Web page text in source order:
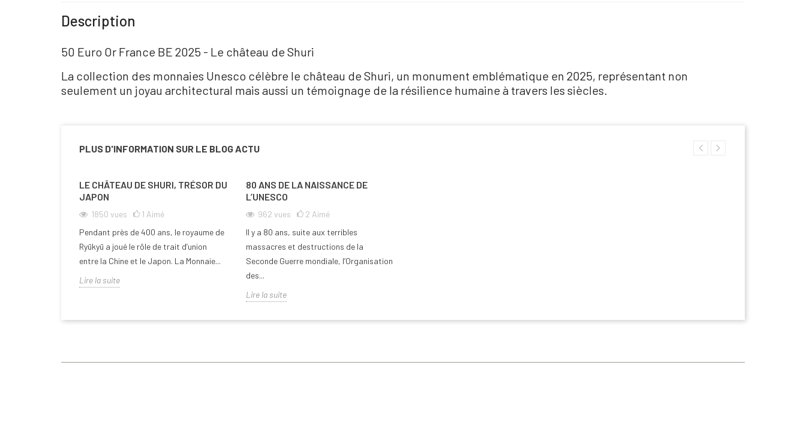
Description
50 Euro Or France BE 2025 - Le château de Shuri
La collection des monnaies Unesco célèbre le château de Shuri, un monument emblématique en 2025, représentant non
seulement un joyau architectural mais aussi un témoignage de la résilience humaine à travers les siècles.
PLUS D'INFORMATION SUR LE BLOG ACTU
LE CHÂTEAU DE SHURI, TRÉSOR DU
JAPON
1850 vues 1 Aimé
Pendant près de 400 ans, le royaume de
Ryūkyū a joué le rôle de trait d’union
entre la Chine et le Japon. La Monnaie...
Lire la suite
80 ANS DE LA NAISSANCE DE
L’UNESCO
962 vues 2 Aimé
Il y a 80 ans, suite aux terribles
massacres et destructions de la
Seconde Guerre mondiale, l’Organisation
des...
Lire la suite